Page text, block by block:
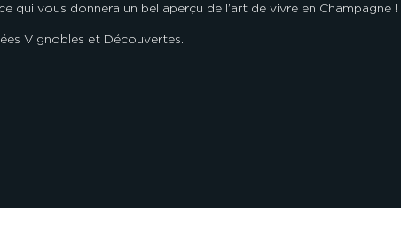
qui vous donnera un bel aperçu de l’art de vivre en Champagne !
Vignobles et Découvertes.